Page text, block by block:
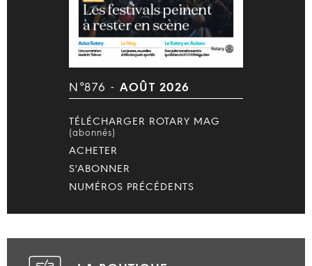
N°876 - AOÛT 2026
TÉLÉCHARGER ROTARY MAG
(abonnés)
ACHETER
S'ABONNER
NUMÉROS PRÉCÉDENTS